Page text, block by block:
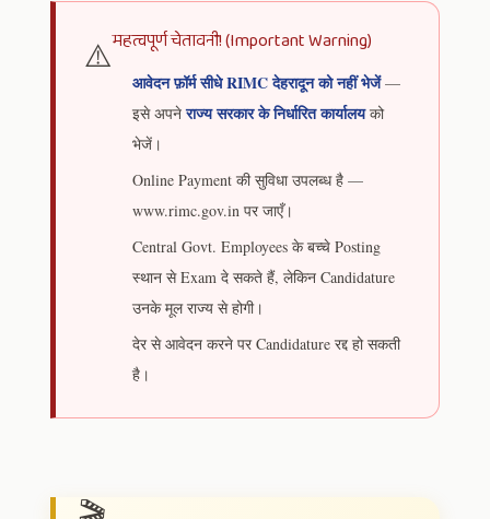
⚠️महत्वपूर्ण चेतावनी! (Important Warning)
आवेदन फ़ॉर्म सीधे RIMC देहरादून को नहीं भेजें—
इसे अपनेराज्य सरकार के निर्धारित कार्यालयको
भेजें।
Online Payment की सुविधा उपलब्ध है —
www.rimc.gov.in पर जाएँ।
Central Govt. Employees के बच्चे Posting
स्थान से Exam दे सकते हैं, लेकिन Candidature
उनके मूल राज्य से होगी।
देर से आवेदन करने पर Candidature रद्द हो सकती
है।